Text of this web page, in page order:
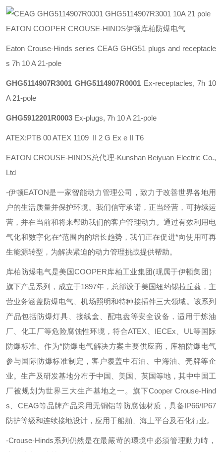
EATON COOPER CROUSE-HINDS伊顿库柏防爆电气
Eaton Crouse-Hinds series CEAG GHG51 plugs and receptacle
s 7h 10 A 21-pole
GHG5114907R3001 GHG5114907R0001Ex-receptacles, 7h 10
A 21-pole
GHG5912201R0003 Ex-plugs, 7h 10 A 21-pole
ATEX:PTB 00 ATEX 1109 II 2 G Ex e II T6
EATON CROUSE-HINDS总代理-Kunshan Beiyuan Electric Co.,
Ltd
-伊顿EATON是一家智能动力管理公司，致力于改善世界各地用
户的生活质量并保护环境。我们信守承诺，正当经营，可持续运
营，并在当前和将来帮助我们的客户管理动力。通过有效利用电
气化和数字化在*范围内的增长趋势，我们正在促进*向使用可再
生能源转型，为解决紧迫的动力管理挑战提供帮助。
库柏防爆电气是美国COOPER库柏工业集团(现属于伊顿集团）
旗下产品系列，成立于1897年，总部设于美国纽约锡拉丘兹，主
营业务涵盖防爆电气、机场照明和特种接插件三大领域。该系列
产品包括防爆灯具、接线盒、配电盘等安全设备，适用于炼油
厂、化工厂等危险腐蚀性环境，符合ATEX IECEx UL 等国际
防爆标准。作为*防爆电气解决方案主要供应商，库柏防爆电气
参与国际防爆标准制定，客户覆盖中石油、中海油、壳牌等企
业。生产及研发基地分布于中国、美国、英国等地，其中中国工
厂被规划为世界三大生产基地之一。旗下Cooper Crouse-Hind
s
CEAG等品牌产品采用无铜铝等防腐蚀材质，具备IP66/IP67
防护等级和连续接地设计，应用于船舶、海上平台及石化行业。
-Crouse-Hinds系列仍然是在最嚴苛的環境中必須管理動力時，